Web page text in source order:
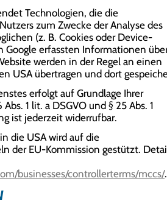
Technologien, die die
zum Zwecke der Analyse des
(z. B. Cookies oder Device-
Google erfassten Informationen
werden in der Regel an einen
USA übertragen und dort
erfolgt auf Grundlage Ihrer
1 lit. a DSGVO und § 25 Abs. 1
ist jederzeit widerrufbar.
die USA wird auf die
der EU-Kommission gestützt.
businesses/controllerterms/mccs/.